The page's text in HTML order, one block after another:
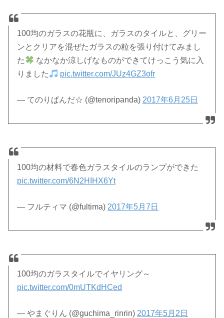
100均のガラスの花瓶に、ガラスのタイルと、グリー
ンとクリアを混ぜたガラスの粒を張り付けてみまし
た
なかなか涼しげなものができてけっこう気に入
りました
pic.twitter.com/JUz4GZ3ofr
— てのりぱんだ☆ (@tenoripanda) 2017年6月25日
100均の材料で春色ガラスタイルのランプができた
pic.twitter.com/6N2HIHX6Yt
— フルティマ (@fultima) 2017年5月7日
100均のガラスタイルでイヤリング～
pic.twitter.com/0mUTKdHCed
— やまぐりん (@guchima_rinrin) 2017年5月2日